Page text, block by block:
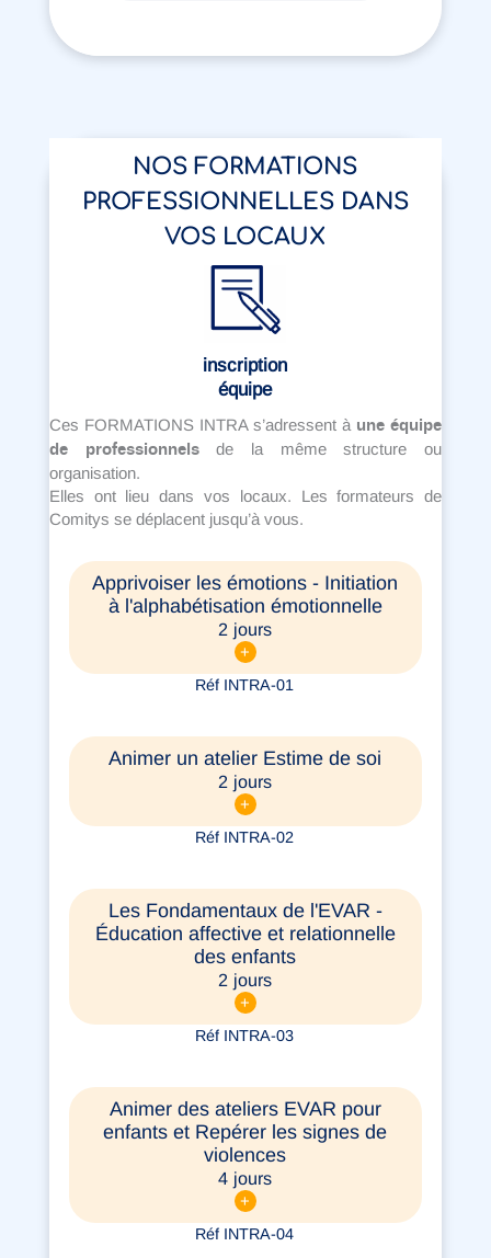
NOS FORMATIONS
PROFESSIONNELLES DANS
VOS LOCAUX
inscription
équipe
Ces FORMATIONS INTRA s’adressent à une équipe
de professionnelsde la même structure ou
organisation.
Elles ont lieu dans vos locaux. Les formateurs de
Comitys se déplacent jusqu’à vous.
Apprivoiser les émotions - Initiation
à l'alphabétisation émotionnelle
2 jours
+
Réf INTRA-01
Animer un atelier Estime de soi
2 jours
+
Réf INTRA-02
Les Fondamentaux de l'EVAR -
Éducation affective et relationnelle
des enfants
2 jours
+
Réf INTRA-03
Animer des ateliers EVAR pour
enfants et Repérer les signes de
violences
4 jours
+
Réf INTRA-04